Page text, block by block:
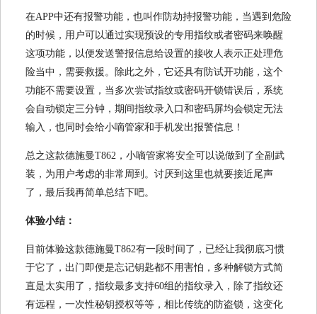
在APP中还有报警功能，也叫作防劫持报警功能，当遇到危险
的时候，用户可以通过实现预设的专用指纹或者密码来唤醒
这项功能，以便发送警报信息给设置的接收人表示正处理危
险当中，需要救援。除此之外，它还具有防试开功能，这个
功能不需要设置，当多次尝试指纹或密码开锁错误后，系统
会自动锁定三分钟，期间指纹录入口和密码屏均会锁定无法
输入，也同时会给小嘀管家和手机发出报警信息！
总之这款德施曼T862，小嘀管家将安全可以说做到了全副武
装，为用户考虑的非常周到。讨厌到这里也就要接近尾声
了，最后我再简单总结下吧。
体验小结：
目前体验这款德施曼T862有一段时间了，已经让我彻底习惯
于它了，出门即便是忘记钥匙都不用害怕，多种解锁方式简
直是太实用了，指纹最多支持60组的指纹录入，除了指纹还
有远程，一次性秘钥授权等等，相比传统的防盗锁，这变化